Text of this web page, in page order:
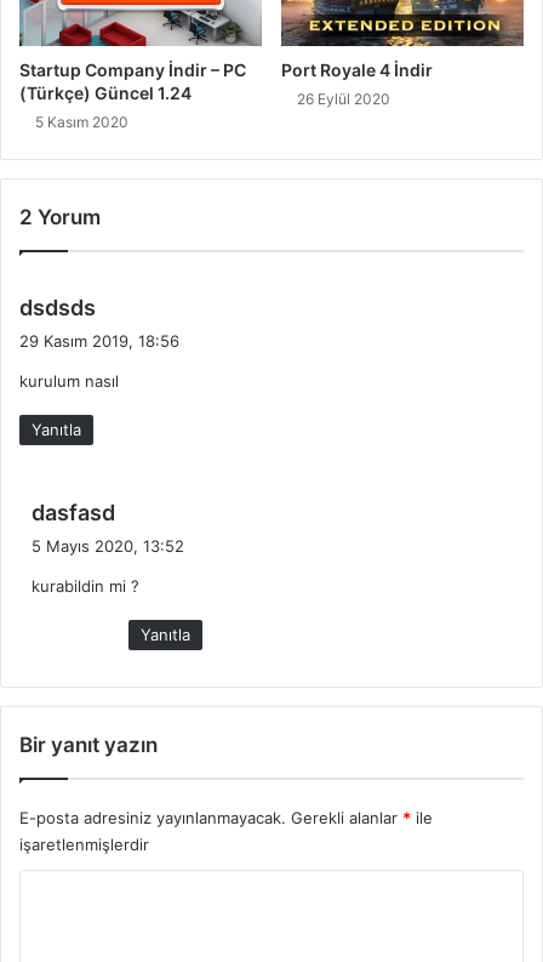
Startup Company İndir – PC
(Türkçe) Güncel 1.24
5 Kasım 2020
Port Royale 4 İndir
26 Eylül 2020
2 Yorum
dsdsds
e
i
29 Kasım 2019, 18:56
kurulum nasıl
Yanıtla
dasfasd
e
i
5 Mayıs 2020, 13:52
kurabildin mi ?
Yanıtla
Bir yanıt yazın
E-posta adresiniz yayınlanmayacak. Gerekli alanlar * ile
işaretlenmişlerdir